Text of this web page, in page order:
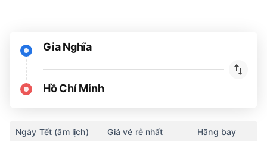
Gia Nghĩa
Hồ Chí Minh
Ngày Tết (âm lịch) Giá vé rẻ nhất Hãng bay